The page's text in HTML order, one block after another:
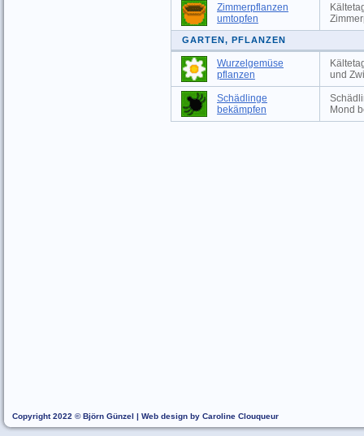
Zimmerpflanzen
umtopfen
GARTEN, PFLANZEN
Wurzelgemüse
pflanzen
und
Schädlinge
bekämpfen
Mond
Copyright 2022 © Björn Günzel | Web design by Caroline Clouqueur